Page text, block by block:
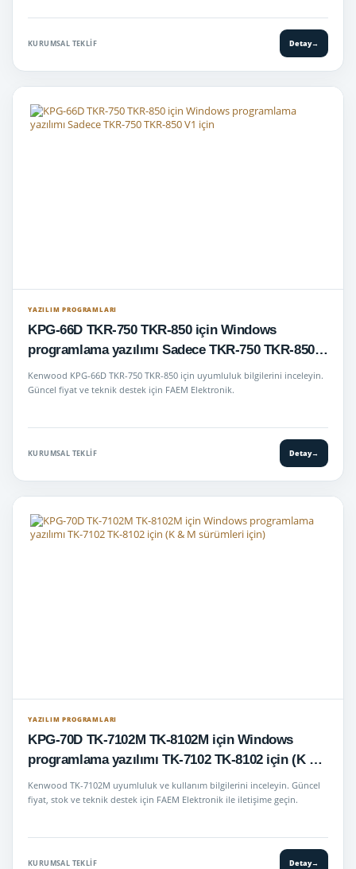
KURUMSAL TEKLIF Detay→
YAZILIM PROGRAMLARI
KPG-66D TKR-750 TKR-850 için Windows
programlama yazılımı Sadece TKR-750 TKR-850
V1 için
Kenwood KPG-66D TKR-750 TKR-850 için uyumluluk bilgilerini inceleyin.
Güncel fiyat ve teknik destek için FAEM Elektronik.
KURUMSAL TEKLIF Detay→
YAZILIM PROGRAMLARI
KPG-70D TK-7102M TK-8102M için Windows
programlama yazılımı TK-7102 TK-8102 için (K &
M sürümleri için)
Kenwood TK-7102M uyumluluk ve kullanım bilgilerini inceleyin. Güncel
fiyat, stok ve teknik destek için FAEM Elektronik ile iletişime geçin.
KURUMSAL TEKLIF Detay→